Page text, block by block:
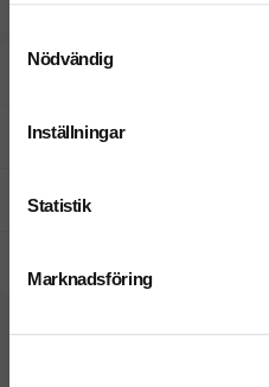
Nödvändig
Inställningar
Statistik
Marknadsföring
Designskiss inom 1 h
Fri offert
Prisgaranti
Vi hjälper dig gärna!